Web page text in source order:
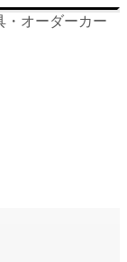
・オーダーカー